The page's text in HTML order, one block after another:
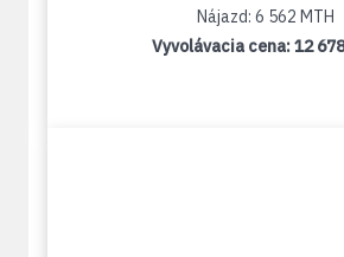
Nájazd: 6 562 MTH
Vyvolávacia cena:12